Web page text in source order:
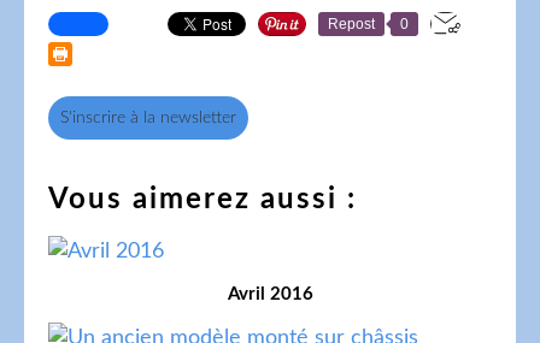
Repost 0
S'inscrire à la newsletter
Vous aimerez aussi :
Avril 2016